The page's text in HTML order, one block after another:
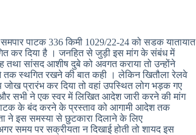
समपार पाटक 336 किमी 1029/22-24 को सडक यातायात
कर दिया है । जनहित से जुड़ी इस मांग के संबंध में
तथा सांसद आशीष दुबे को अवगत कराया तो उन्होंने
तक स्थगित रखने की बात कही । लेकिन खितौला रेलवे
प्रारंभ कर दिया तो वहां उपस्थित लोग भड़क गए
सभी ने एक स्वर में लिखित आदेश जारी करने की मांग
के बंद करने के प्रस्ताव को आगामी आदेश तक
ने इस समस्या से छुटकारा दिलाने के लिए
समय पर सक्रीयता न दिखाई होती तो शायद इस